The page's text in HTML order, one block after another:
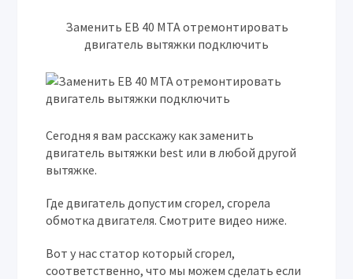
Заменить EB 40 MTA отремонтировать
двигатель вытяжки подключить
Cегодня я вам расскажу как заменить
двигатель вытяжки best или в любой другой
вытяжке.
Где двигатель допустим сгорел, сгорела
обмотка двигателя. Смотрите видео ниже.
Вот у нас статор который сгорел,
соответственно, что мы можем сделать если